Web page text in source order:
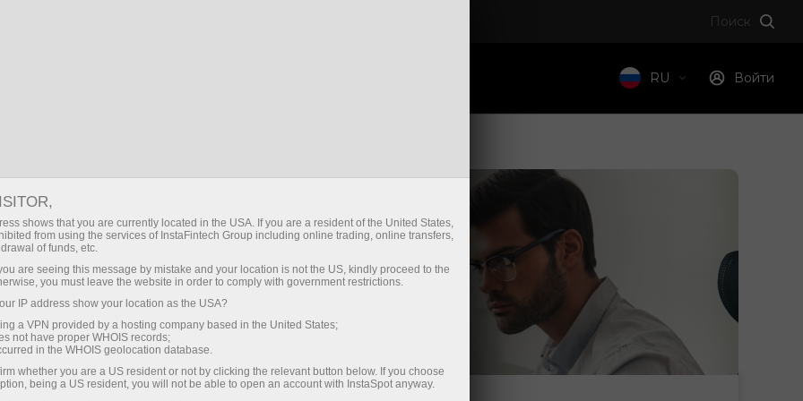
Поиск
RU Войти
сделка»
дословно
принцип
трейдер, вне
которым
shows that you are currently located in the USA. If you are a resident of the United States,
from using the services of InstaFintech Group including online trading, online transfers,
of funds, etc.
are seeing this message by mistake and your location is not the US, kindly proceed to the
you must leave the website in order to comply with government restrictions.
IP address show your location as the USA?
a VPN provided by a hosting company based in the United States;
not have proper WHOIS records;
in the WHOIS geolocation database.
whether you are a US resident or not by clicking the relevant button below. If you choose
being a US resident, you will not be able to open an account with InstaSpot anyway.